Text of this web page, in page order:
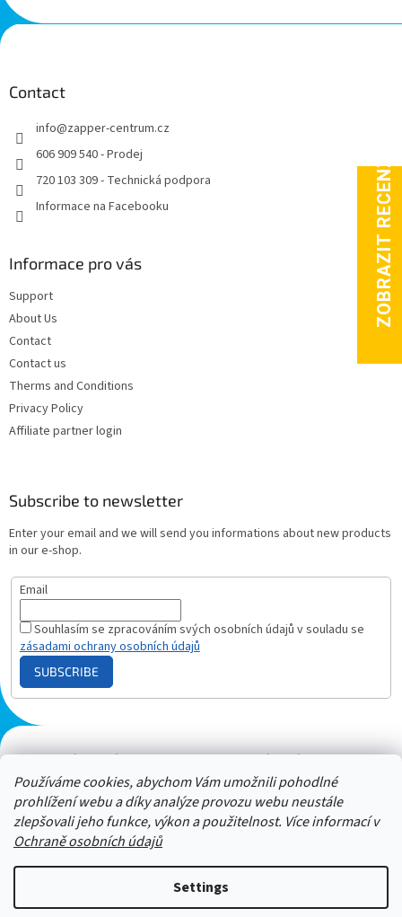
Používáme cookies, abychom Vám umožnili pohodlné
prohlížení webu a díky analýze provozu webu neustále
zlepšovali jeho funkce, výkon a použitelnost. Více informací v
Ochraně osobních údajů
Settings
F
o
Contact
info@zapper-centrum.cz
606 909 540 - Prodej
720 103 309 - Technická podpora
Informace na Facebooku
Informace pro vás
Support
About Us
Contact
Contact us
Therms and Conditions
Privacy Policy
Affiliate partner login
Subscribe to newsletter
Enter your email and we will send you informations about new products
in our e-shop.
Email
Souhlasím se zpracováním svých osobních údajů v souladu se
zásadami ochrany osobních údajů
SUBSCRIBE
Plazmový generátor.cz Heureka - hodnocení Solárne panely.sk
Parasite zapper